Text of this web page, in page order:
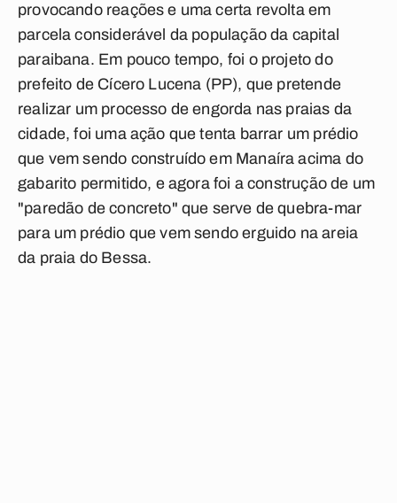
provocando reações e uma certa revolta em
parcela considerável da população da capital
paraibana. Em pouco tempo, foi o projeto do
prefeito de Cícero Lucena (PP), que pretende
realizar um processo de engorda nas praias da
cidade, foi uma ação que tenta barrar um prédio
que vem sendo construído em Manaíra acima do
gabarito permitido, e agora foi a construção de um
"paredão de concreto" que serve de quebra-mar
para um prédio que vem sendo erguido na areia
da praia do Bessa.